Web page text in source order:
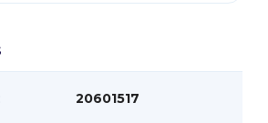
20601517